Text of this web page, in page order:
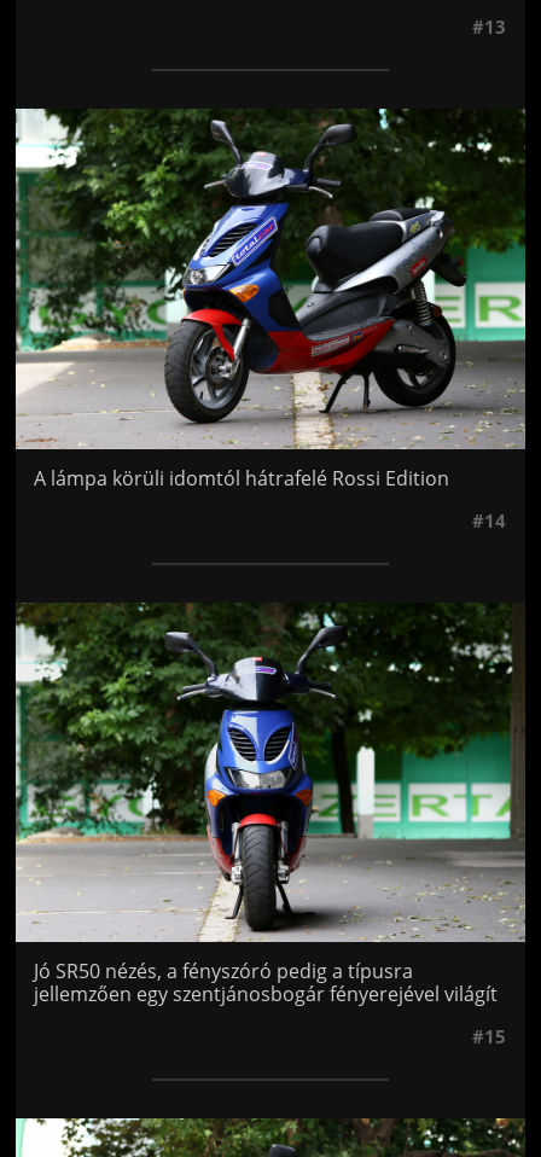
#13
Jön még kép!
A lámpa körüli idomtól hátrafelé Rossi Edition
#14
Jön még kép!
Jó SR50 nézés, a fényszóró pedig a típusra
jellemzően egy szentjánosbogár fényerejével világít
#15